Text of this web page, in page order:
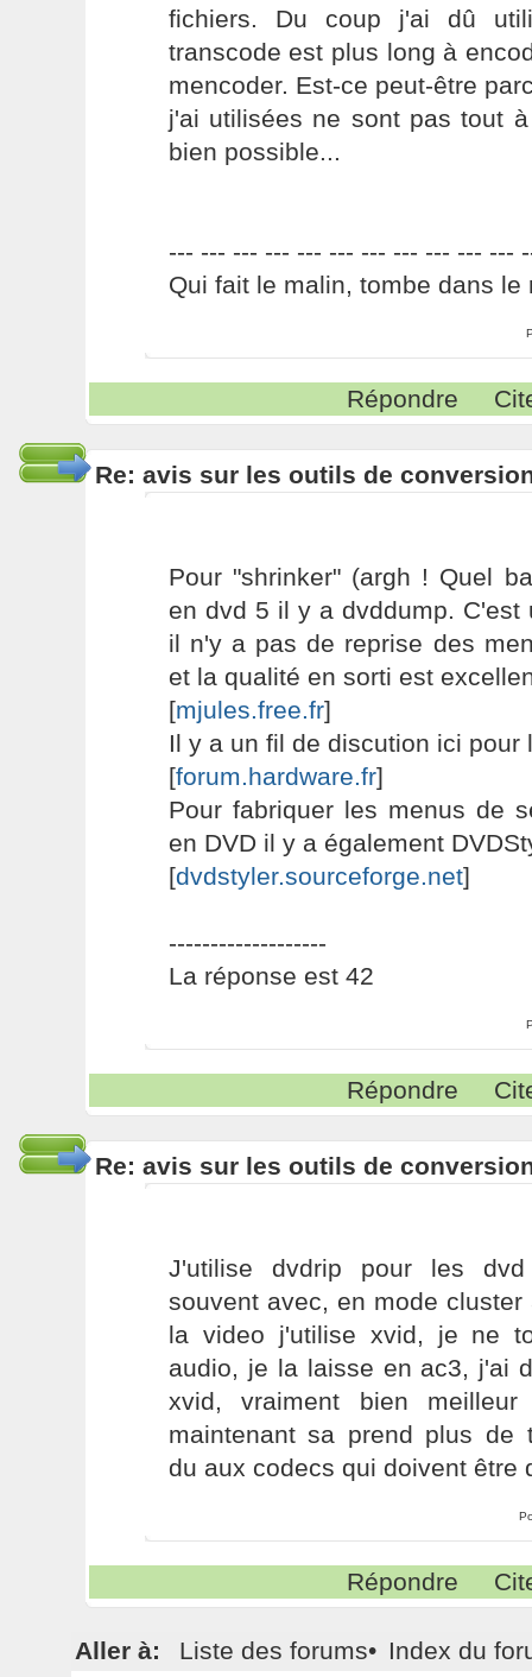
fichiers. Du coup j'ai dû
transcode est plus long à
mencoder. Est-ce peut-être
j'ai utilisées ne sont pas tout
bien possible...
--- --- --- --- --- --- --- --- --- --- ---
Qui fait le malin, tombe dans le
Répondre
Re: avis sur les outils de
Pour "shrinker" (argh ! Quel
en dvd 5 il y a dvddump. C'est
il n'y a pas de reprise des
et la qualité en sorti est
[mjules.free.fr]
Il y a un fil de discution ici pour
[forum.hardware.fr]
Pour fabriquer les menus de
en DVD il y a également
[dvdstyler.sourceforge.net]
-------------------
La réponse est 42
Répondre
Re: avis sur les outils de
J'utilise dvdrip pour les
souvent avec, en mode
la video j'utilise xvid, je ne
audio, je la laisse en ac3, j'ai
xvid, vraiment bien
maintenant sa prend plus de
du aux codecs qui doivent être
Répondre
Aller à: Liste des forums• Index du